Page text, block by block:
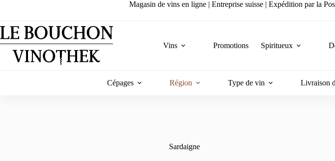
Magasin de vins en ligne | Entreprise suisse | Expédition par la
Vins Promotions Spiritueux
Cépages Région Type de vin Livraison
Sardaigne